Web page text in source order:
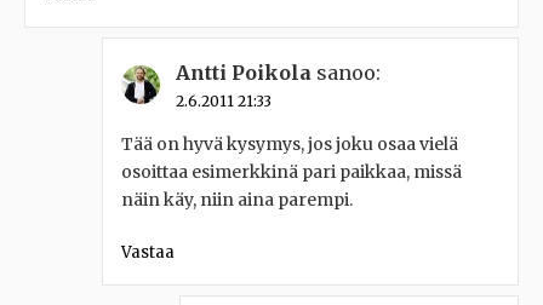
Antti Poikola sanoo:
2.6.2011 21:33
Tää on hyvä kysymys, jos joku osaa vielä
osoittaa esimerkkinä pari paikkaa, missä
näin käy, niin aina parempi.
Vastaa